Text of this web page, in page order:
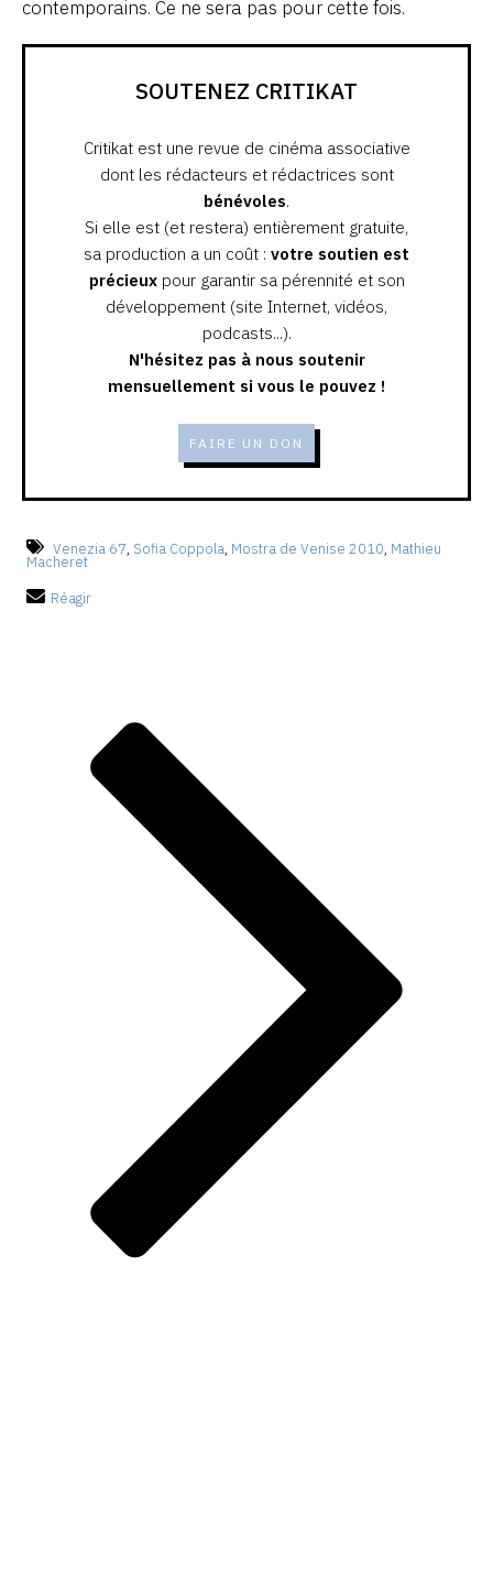
contemporains. Ce ne sera pas pour cette fois.
SOUTENEZ CRITIKAT
Critikat est une revue de cinéma associative
dont les rédacteurs et rédactrices sont
bénévoles.
Si elle est (et restera) entièrement gratuite,
sa production a un coût : votre soutien est
précieuxpour garantir sa pérennité et son
développement (site Internet, vidéos,
podcasts...).
N'hésitez pas à nous soutenir
mensuellement si vous le pouvez !
FAIRE UN DON
Venezia 67, Sofia Coppola, Mostra de Venise 2010, Mathieu
Macheret
Réagir